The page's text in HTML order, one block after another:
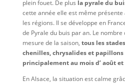
plein fouet. De plus la pyrale du
cette année elle est même
les régions. Il se développe en
de Pyrale du buis par an. Le nombre
mesure de la saison, tous les
chenilles, chrysalides et papillons
principalement au mois d’ août
En Alsace, la situation est calme